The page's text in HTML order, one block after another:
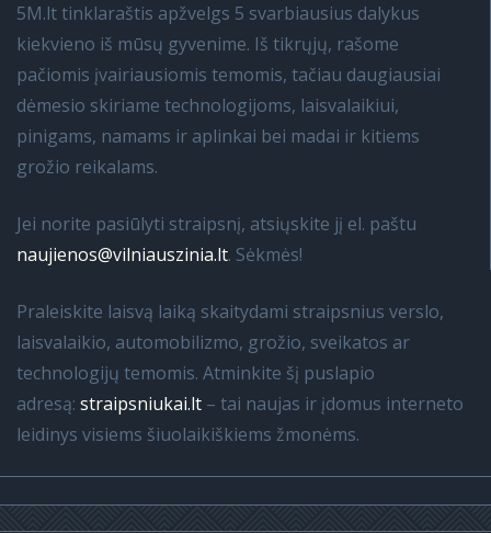
5M.lt tinklaraštis apžvelgs 5 svarbiausius dalykus
kiekvieno iš mūsų gyvenime. Iš tikrųjų, rašome
pačiomis įvairiausiomis temomis, tačiau daugiausiai
dėmesio skiriame technologijoms, laisvalaikiui,
pinigams, namams ir aplinkai bei madai ir kitiems
grožio reikalams.
Jei norite pasiūlyti straipsnį, atsiųskite jį el. paštu
naujienos@vilniauszinia.lt. Sėkmės!
Praleiskite laisvą laiką skaitydami straipsnius verslo,
laisvalaikio, automobilizmo, grožio, sveikatos ar
technologijų temomis. Atminkite šį puslapio
adresą: straipsniukai.lt – tai naujas ir įdomus interneto
leidinys visiems šiuolaikiškiems žmonėms.